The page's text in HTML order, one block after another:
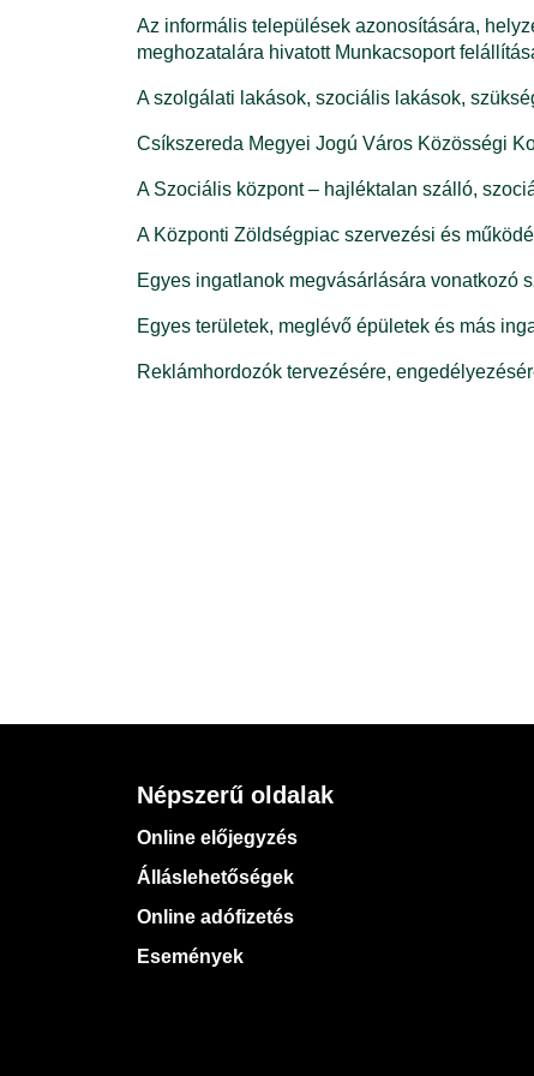
Az informális települések azonosítására,
meghozatalára hivatott Munkacsoport
A szolgálati lakások, szociális lakások,
Csíkszereda Megyei Jogú Város Közösségi
A Szociális központ – hajléktalan szálló,
A Központi Zöldségpiac szervezési és
Egyes ingatlanok megvásárlására vonatkozó
Egyes területek, meglévő épületek és más
Reklámhordozók tervezésére,
Népszerű oldalak
Online előjegyzés
Álláslehetőségek
Online adófizetés
Események